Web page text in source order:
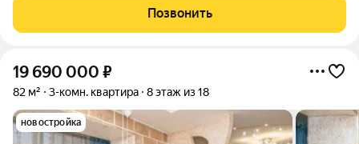
выполненного по стандарту. В этой квартире все органично: и
дизайн, и неповторимый
Позвонить
19 690 000 ₽
82 м² 3-комн. квартира 8 этаж из 18
новостройка